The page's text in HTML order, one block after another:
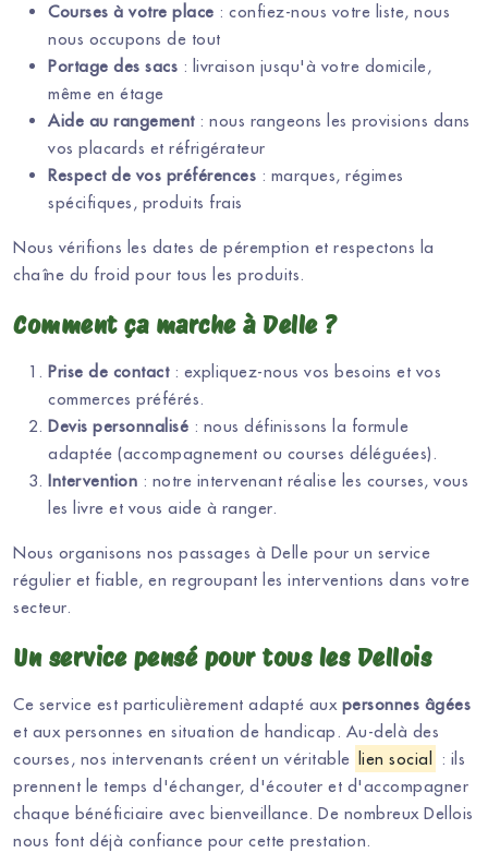
Courses à votre place : confiez-nous votre liste, nous
nous occupons de tout
Portage des sacs : livraison jusqu'à votre domicile,
même en étage
Aide au rangement: nous rangeons les provisions dans
vos placards et réfrigérateur
Respect de vos préférences : marques, régimes
spécifiques, produits frais
Nous vérifions les dates de péremption et respectons la
chaîne du froid pour tous les produits.
Comment ça marche à Delle ?
Prise de contact: expliquez-nous vos besoins et vos
commerces préférés.
Devis personnalisé : nous définissons la formule
adaptée (accompagnement ou courses déléguées).
Intervention : notre intervenant réalise les courses, vous
les livre et vous aide à ranger.
Nous organisons nos passages à Delle pour un service
régulier et fiable, en regroupant les interventions dans votre
secteur.
Un service pensé pour tous les Dellois
Ce service est particulièrement adapté aux personnes âgées
et aux personnes en situation de handicap. Au-delà des
courses, nos intervenants créent un véritable lien social
: ils
prennent le temps d'échanger, d'écouter et d'accompagner
chaque bénéficiaire avec bienveillance. De nombreux Dellois
nous font déjà confiance pour cette prestation.